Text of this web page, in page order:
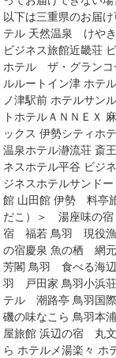
以下は三重県のお届
テル 天然温泉 けや
ビジネス旅館近畿荘
ホテル ザ・グランコ
ルルートイン津 ホテ
ノ津駅前 ホテルサン
トホテルＡＮＮＥＸ
ックス 伊勢シティホ
温泉ホテル瀞流荘 斎
ネスホテル平谷 ビジ
ジネスホテルサンド
館 山田館 伊勢 料亭
だこ）＞ 湯座味の宿
宿 福若 鳥羽 現役漁
の宿慶泉 魚の栖 網
芳閣 鳥羽 食べる海辺
羽 戸田家 鳥羽小浜
テル 潮路亭 鳥羽国
磯の味なこら 鳥羽
屋旅館 浜辺の宿 丸
ら ホテルメ湯楽々